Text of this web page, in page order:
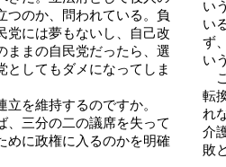
つのか、問われている。負
党には夢もないし、自己改
ままの自民党だったら、選
としてもダメになってしま
を維持するのですか。
三分の二の議席を失って
めに政権に入るのかを明確
い
い
ず
い
こ
転
れ
介
敗